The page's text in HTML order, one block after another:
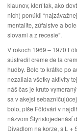
klaunov, ktorí tak, ako
nich) ponúkli
mentalite, zúfalstve a
slovami a z recesie”.
V rokoch 1969 – 1970
sústredil creme de la
hudby. Bolo to krátko po
nezaliala všetky aktivity
náš čas je kruto
sa v akejsi
bolo, píše Földvári v
názvom Štyristojedenásť
Divadlom na korze, s L +